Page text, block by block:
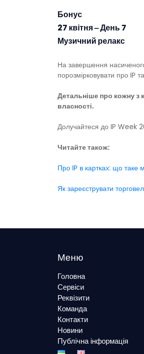
Бонус
27 квітня ‒ День 7
Музичний релакс
На завершення
порозмірковувати про IP
Детальніше про кожну з
власності.
Долучайтеся до IP Week
Читайте також:
Про IP в картках: що таке
Як зареєструвати
Меню
Головна
Сервіси
Реквізити
Команда
Контакти
Новини
Публічна інформація